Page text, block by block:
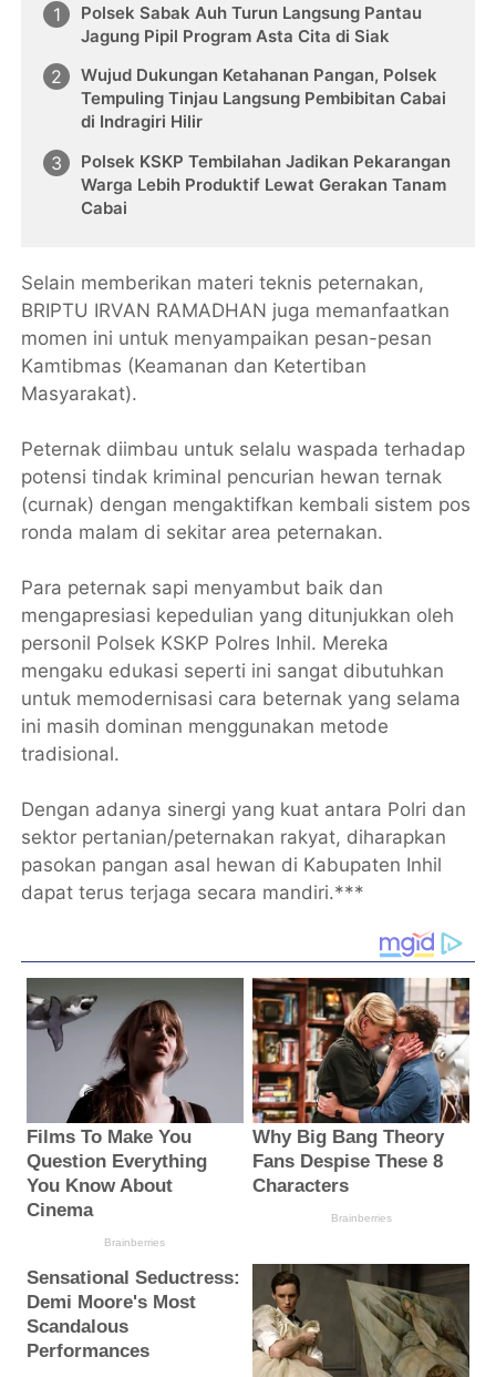
Polsek Sabak Auh Turun Langsung Pantau
Jagung Pipil Program Asta Cita di Siak
Wujud Dukungan Ketahanan Pangan, Polsek
Tempuling Tinjau Langsung Pembibitan Cabai
di Indragiri Hilir
Polsek KSKP Tembilahan Jadikan Pekarangan
Warga Lebih Produktif Lewat Gerakan Tanam
Cabai
​Selain memberikan materi teknis peternakan,
BRIPTU IRVAN RAMADHAN juga memanfaatkan
momen ini untuk menyampaikan pesan-pesan
Kamtibmas (Keamanan dan Ketertiban
Masyarakat).
Peternak diimbau untuk selalu waspada terhadap
potensi tindak kriminal pencurian hewan ternak
(curnak) dengan mengaktifkan kembali sistem pos
ronda malam di sekitar area peternakan.
​Para peternak sapi menyambut baik dan
mengapresiasi kepedulian yang ditunjukkan oleh
personil Polsek KSKP Polres Inhil. Mereka
mengaku edukasi seperti ini sangat dibutuhkan
untuk memodernisasi cara beternak yang selama
ini masih dominan menggunakan metode
tradisional.
Dengan adanya sinergi yang kuat antara Polri dan
sektor pertanian/peternakan rakyat, diharapkan
pasokan pangan asal hewan di Kabupaten Inhil
dapat terus terjaga secara mandiri.***